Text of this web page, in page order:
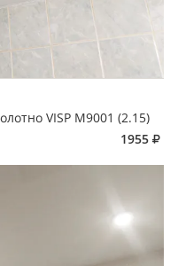
VISP M9001 (2.15)
1955